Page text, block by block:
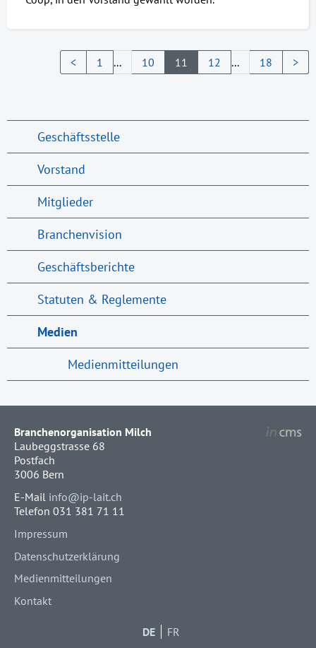
< 1 ... 10 11 12 ... 18 >
Geschäftsstelle
Vorstand
Mitglieder
Branchenvision
Geschäftsberichte
Statuten & Reglemente
Medien
Medienmitteilungen
Branchenorganisation Milch
Laubeggstrasse 68
Postfach
3006 Bern
E-Mail info@ip-lait.ch
Telefon 031 381 71 11
Impressum
Datenschutzerklärung
Medienmitteilungen
Kontakt
DE FR